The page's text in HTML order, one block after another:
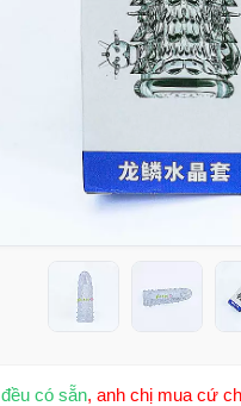
đều có sẵn, anh chị mua cứ